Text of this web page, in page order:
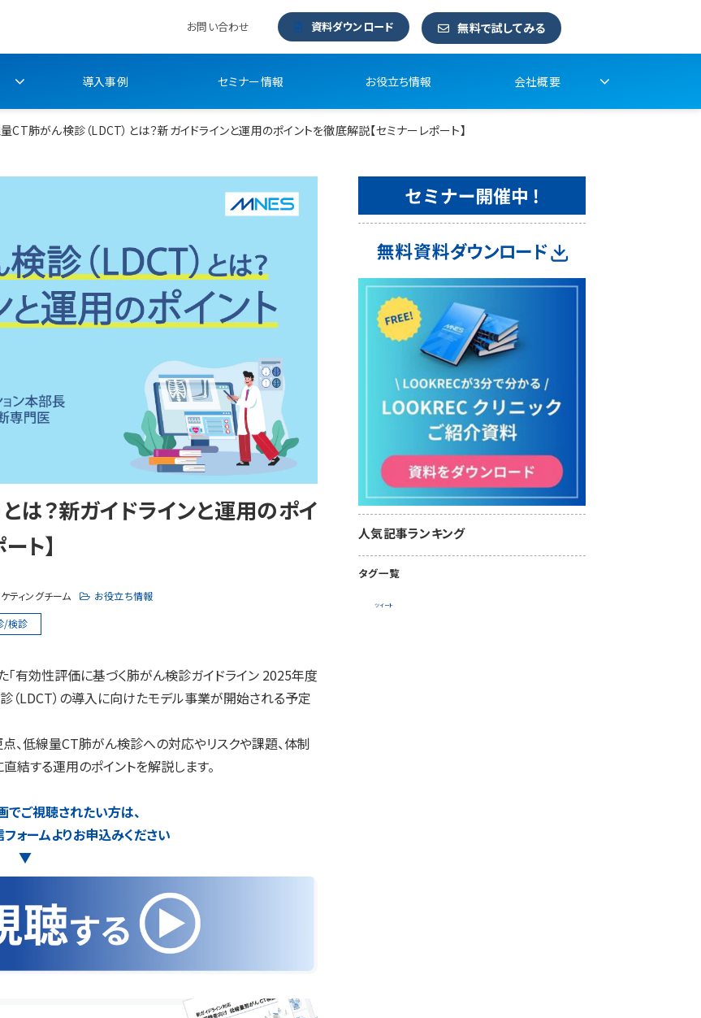
お問い合わせ 資料ダウンロード 無料で試してみる
導入事例 セミナー情報 お役立ち情報 会社概要
CT肺がん検診（LDCT）とは？新ガイドラインと運用のポイントを徹底解説【セミナーレポート】
は？新ガイドラインと運用のポイ
ト】
ティングチーム
お役立ち情報
/検診
有効性評価に基づく肺がん検診ガイドライン 2025年度
（LDCT）の導入に向けたモデル事業が開始される予定
、低線量CT肺がん検診への対応やリスクや課題、体制
結する運用のポイントを解説します。
でご視聴されたい方は、
ォームよりお申込みください
▼
人気記事ランキング
タグ一覧
ツイート